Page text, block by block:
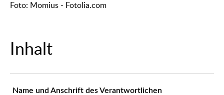
Foto: Momius - Fotolia.com
Inhalt
Name und Anschrift des Verantwortlichen